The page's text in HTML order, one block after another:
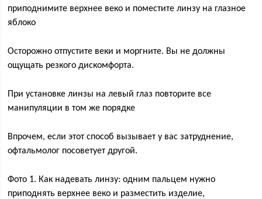
приподнимите верхнее веко и поместите линзу на глазное
яблоко
Осторожно отпустите веки и моргните. Вы не должны
ощущать резкого дискомфорта.
При установке линзы на левый глаз повторите все
манипуляции в том же порядке
Впрочем, если этот способ вызывает у вас затруднение,
офтальмолог посоветует другой.
Фото 1. Как надевать линзу: одним пальцем нужно
приподнять верхнее веко и разместить изделие,